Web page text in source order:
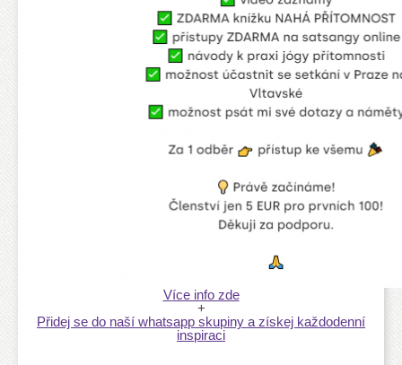
Více info zde
+
Přidej se do naší whatsapp skupiny a získej každodenní
inspiraci